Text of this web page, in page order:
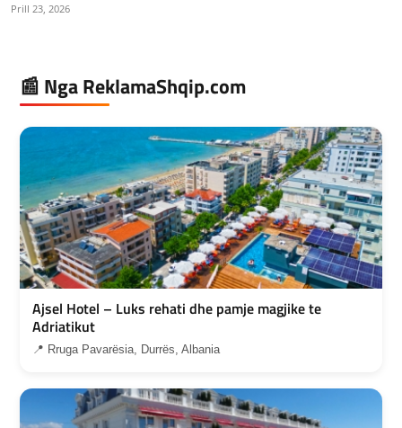
Prill 23, 2026
📰 Nga ReklamaShqip.com
Ajsel Hotel – Luks rehati dhe pamje magjike te
Adriatikut
📍 Rruga Pavarësia, Durrës, Albania